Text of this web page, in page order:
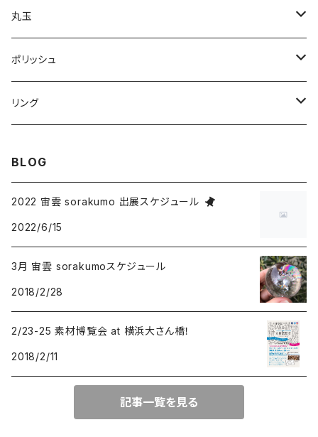
スクエア
ピンクスティルバイト
インカローズ
ボルダーオパール
クリソコラ
スクエア
ヌーマイト
スクエア
ターコイズ
ライトブルー
オーバル
ドロップ
ティファニーストーン
オーバル
スクエア
K2ジャスパー
スクエア
ピンクラブラドライト
オーバル
チャロアイト
ドロップ
オーバル
ルチルクオーツ
オーバル
ピーターサイト
Nano Opal
ハーキマーダイヤモンド
レムリアンシード
丸玉
ガーデンクォーツ
ゴールデンカルサイト
ポリッシュ
クォーツ
リング
BLOG
2022 宙雲 sorakumo 出展スケジュール
2022/6/15
3月 宙雲 sorakumoスケジュール
2018/2/28
2/23-25 素材博覧会 at 横浜大さん橋！
2018/2/11
記事一覧を見る